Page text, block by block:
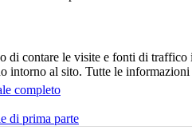
di contare le visite e fonti di
intorno al sito. Tutte le
completo
di prima parte